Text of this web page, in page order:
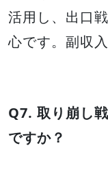
活用し、出口
心です。副収
Q7. 取り崩し
ですか？